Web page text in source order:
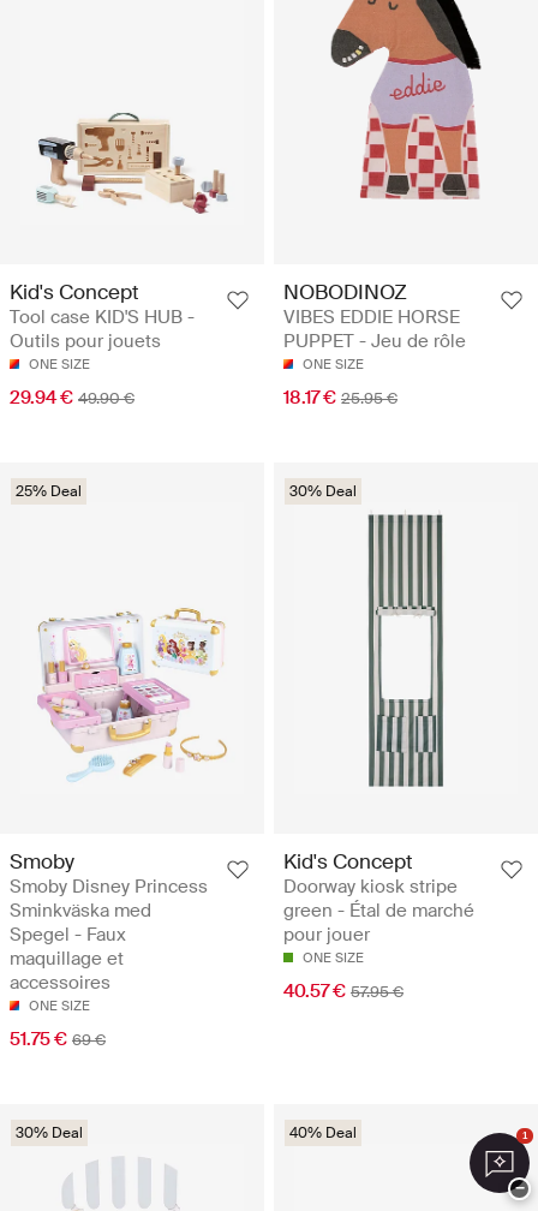
Kid's Concept
Tool case KID'S HUB -
Outils pour jouets
ONE SIZE
29.94 € 49.90 €
NOBODINOZ
VIBES EDDIE HORSE
PUPPET - Jeu de rôle
ONE SIZE
18.17 € 25.95 €
25% Deal
Smoby
Smoby Disney Princess
Sminkväska med
Spegel - Faux
maquillage et
accessoires
ONE SIZE
51.75 € 69 €
30% Deal
Kid's Concept
Doorway kiosk stripe
green - Étal de marché
pour jouer
ONE SIZE
40.57 € 57.95 €
30% Deal 40% Deal 1
−